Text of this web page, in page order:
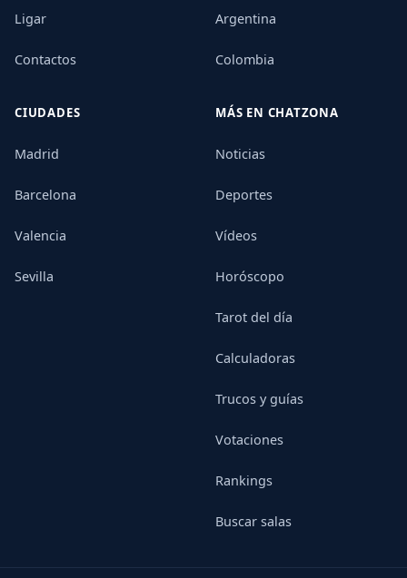
Ligar
Contactos
Argentina
Colombia
CIUDADES
Madrid
Barcelona
Valencia
Sevilla
MÁS EN CHATZONA
Noticias
Deportes
Vídeos
Horóscopo
Tarot del día
Calculadoras
Trucos y guías
Votaciones
Rankings
Buscar salas